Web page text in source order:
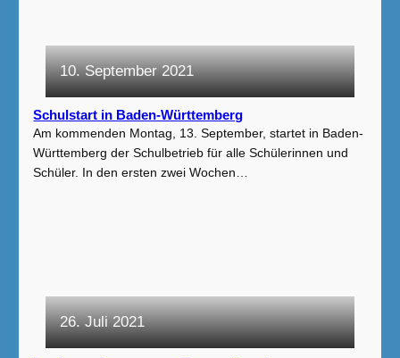
10. September 2021
Schulstart in Baden-Württemberg
Am kommenden Montag, 13. September, startet in Baden-
Württemberg der Schulbetrieb für alle Schülerinnen und
Schüler. In den ersten zwei Wochen…
26. Juli 2021